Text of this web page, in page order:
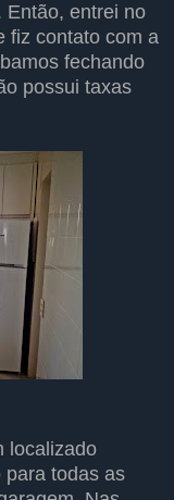
Então, entrei no
fiz contato com a
fechando
possui taxas
localizado
para todas as